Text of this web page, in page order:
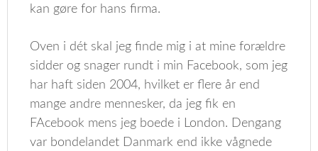
kan gøre for hans firma.
Oven i dét skal jeg finde mig i at mine forældre
sidder og snager rundt i min Facebook, som jeg
har haft siden 2004, hvilket er flere år end
mange andre mennesker, da jeg fik en
FAcebook mens jeg boede i London. Dengang
var bondelandet Danmark end ikke vågnede